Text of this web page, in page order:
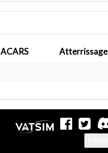
ACARS
Atterrissage